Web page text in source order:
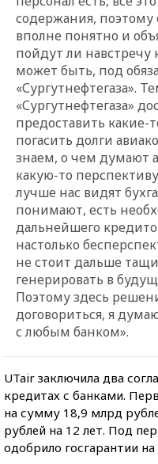
содержания,
вполне понятно и
пойдут ли
может быть, под
«Сургутнефтегаза».
«Сургутнефтегаза»
предоставить какие-
погасить долги
знаем, о чем думают
какую-то
лучше нас видят
понимают, есть
дальнейшего
настолько
не стоит дальше
генерировать в
Поэтому здесь
договориться, я
с любым банком».
UTair заключила два
кредитах с банками.
на сумму 18,9 млрд
рублей на 12 лет. Под
одобрило госгарантии